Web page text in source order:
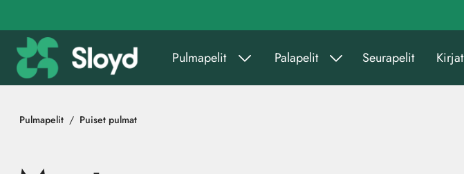
Pulmapelit Palapelit Seurapelit Kirjat
Pulmapelit Puiset pulmat